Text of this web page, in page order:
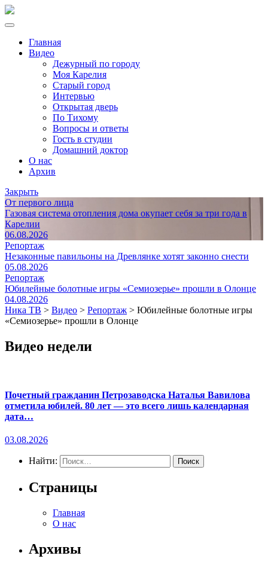
Главная
Видео
Дежурный по городу
Моя Карелия
Старый город
Интервью
Открытая дверь
По Тихому
Вопросы и ответы
Гость в студии
Домашний доктор
О нас
Архив
Закрыть
От первого лица
Газовая система отопления дома окупает себя за три года в
Карелии
06.08.2026
Репортаж
Незаконные павильоны на Древлянке хотят законно снести
05.08.2026
Репортаж
Юбилейные болотные игры «Семиозерье» прошли в Олонце
04.08.2026
Ника ТВ > Видео > Репортаж > Юбилейные болотные игры
«Семиозерье» прошли в Олонце
Видео недели
Почетный гражданин Петрозаводска Наталья Вавилова
отметила юбилей. 80 лет — это всего лишь календарная
дата…
03.08.2026
Найти:
Страницы
Главная
О нас
Архивы